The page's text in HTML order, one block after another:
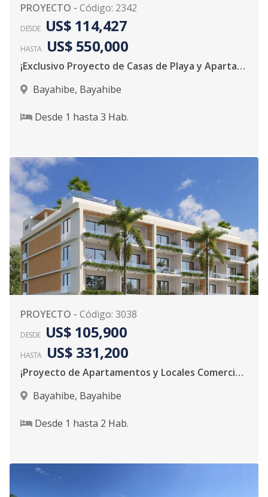
PROYECTO - Código: 2342
DESDE US$ 114,427
HASTA US$ 550,000
¡Exclusivo Proyecto de Casas de Playa y Apartamento!
Bayahibe, Bayahibe
Desde 1 hasta 3 Hab.
PROYECTO - Código: 3038
DESDE US$ 105,900
HASTA US$ 331,200
¡Proyecto de Apartamentos y Locales Comerciales!
Bayahibe, Bayahibe
Desde 1 hasta 2 Hab.